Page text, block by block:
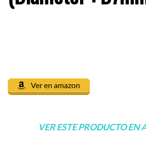
Ver en amazon
VER ESTE PRODUCTO EN